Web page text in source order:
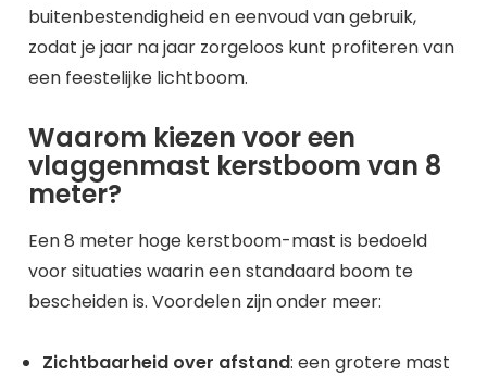
buitenbestendigheid en eenvoud van gebruik,
zodat je jaar na jaar zorgeloos kunt profiteren van
een feestelijke lichtboom.
Waarom kiezen voor een
vlaggenmast kerstboom van 8
meter?
Een 8 meter hoge kerstboom-mast is bedoeld
voor situaties waarin een standaard boom te
bescheiden is. Voordelen zijn onder meer:
Zichtbaarheid over afstand: een grotere mast